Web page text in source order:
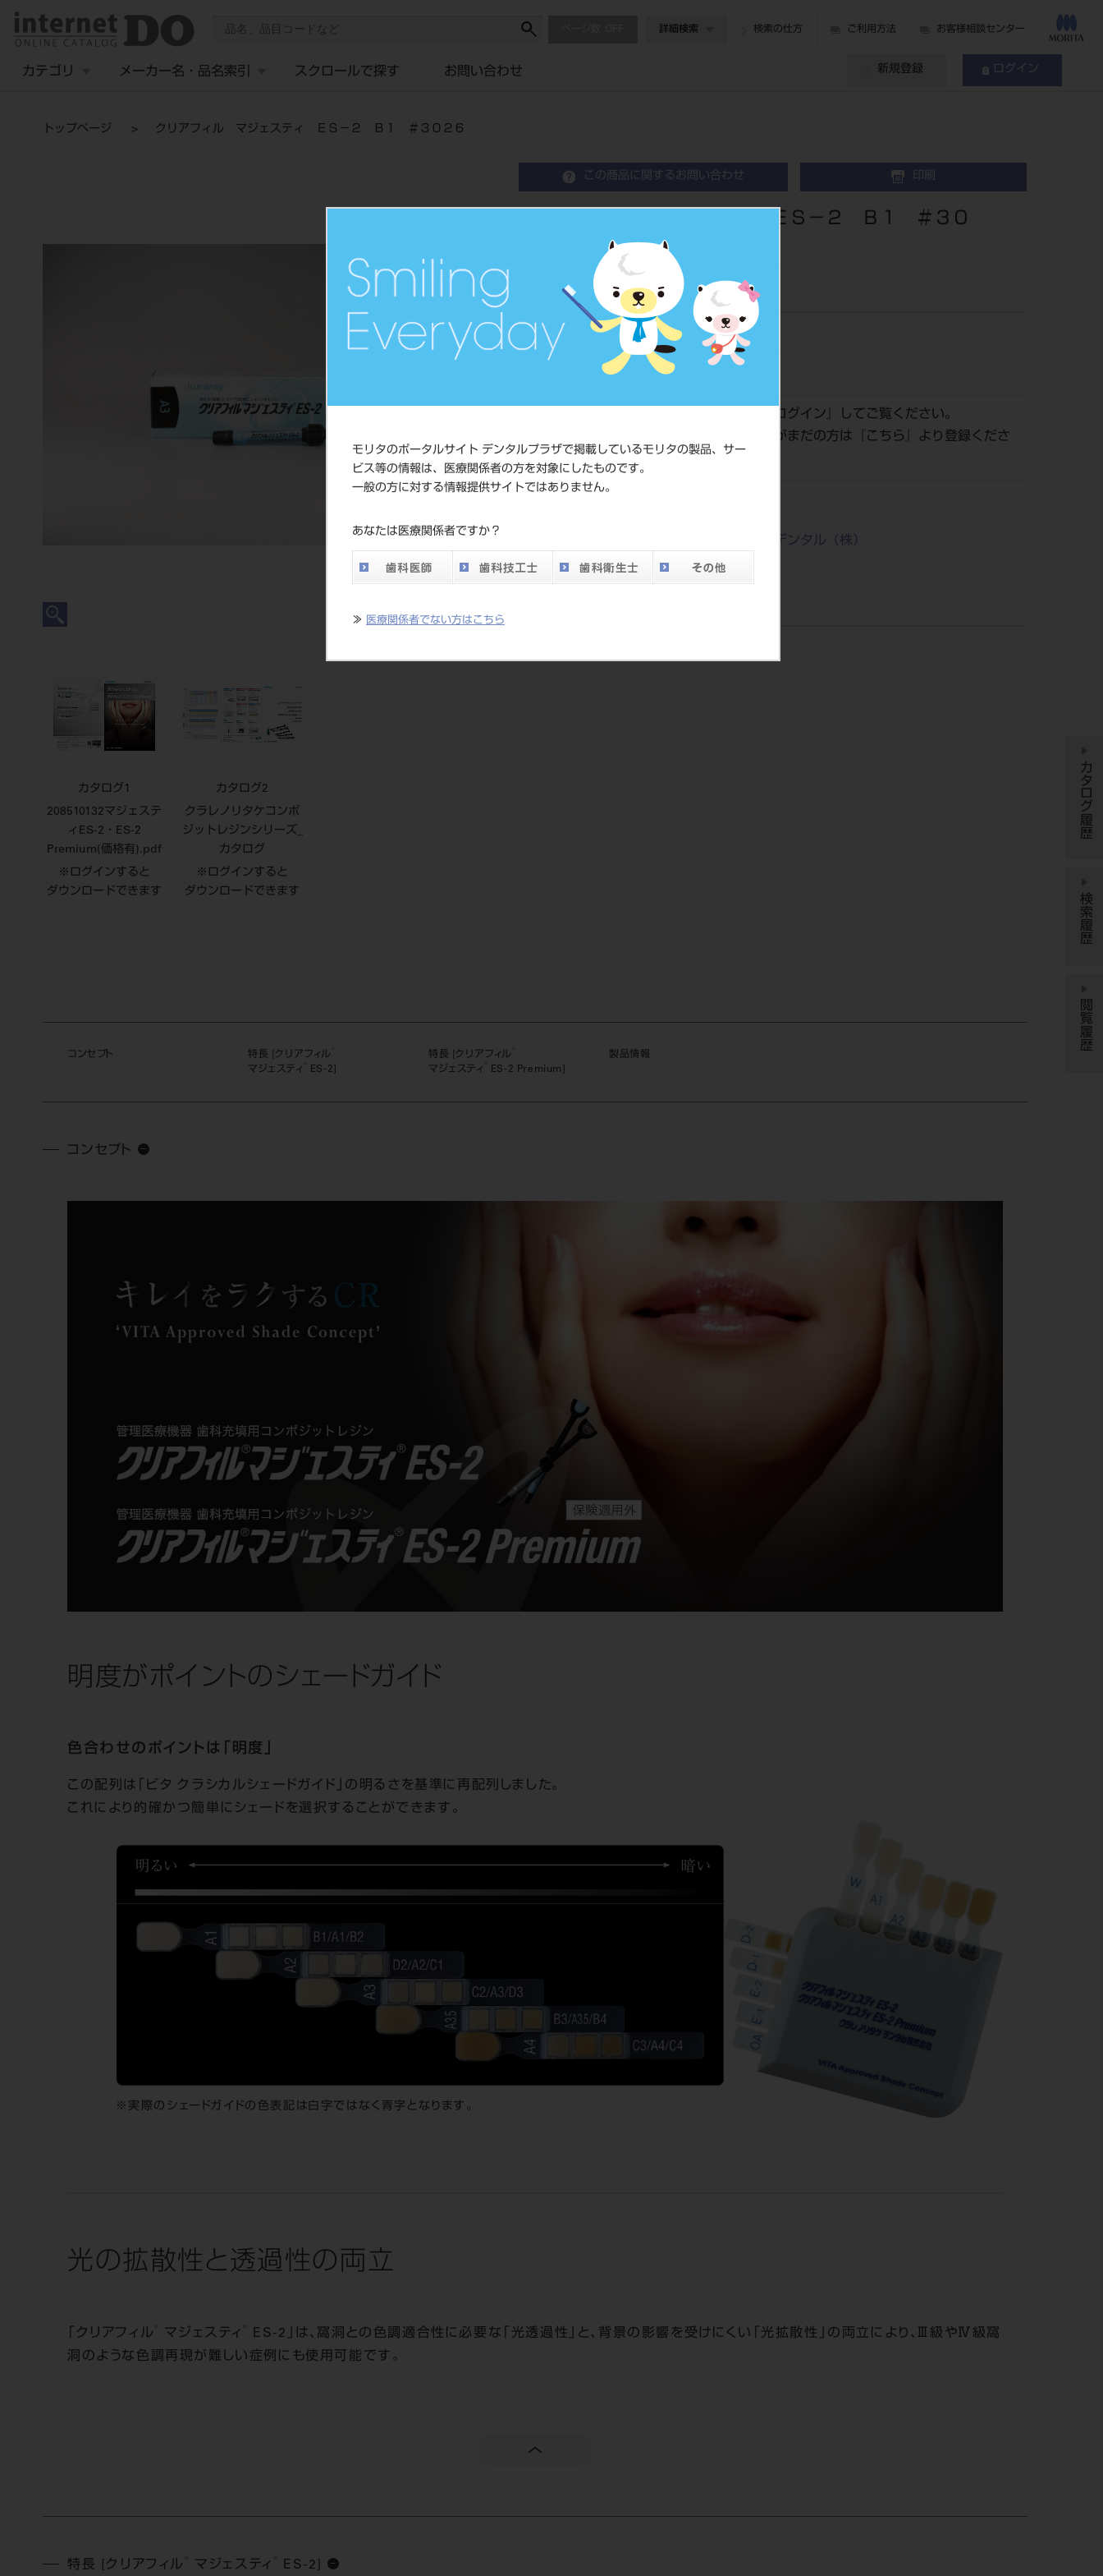
モリタのポータルサイト デンタルプラザで掲載しているモリタの製品、サー
ビス等の情報は、医療関係者の方を対象にしたものです。
一般の方に対する情報提供サイトではありません。
あなたは医療関係者ですか？
≫ 医療関係者でない方はこちら
詳細検索 検索の仕方 ご利用方法 お客様相談センター
カテゴリ メーカー名・品名索引 スクロールで探す お問い合わせ 新規登録 ログイン
トップページ クリアフィル マジェスティ ＥＳ－２ Ｂ１ ＃３０２６
この商品に関するお問い合わせ 印刷
クリアフィル マジェスティ ＥＳ－２ Ｂ１ ＃３０
品目コード 202430026
JAN/EANコード
ログイン 』してご覧ください。
ネット会員登録がまだの方は『
こちら
』より登録くださ
い。
クラレノリタケデンタル（株）
DO vol.26 掲載ペー
カタログ1
208510132マジェステ
ィES-2・ES-2
Premium(価格有).pdf
※ログインすると
ダウンロードできます
カタログ2
クラレノリタケコンポ
ジットレジンシリーズ_
カタログ
※ログインすると
ダウンロードできます
コンセプト 特長 [クリアフィル
マジェスティ ES-2]
特長 [クリアフィル
マジェスティ ES-2 Premium]
製品情報
コンセプト
明度がポイントの シェードガイド
色合わせのポイントは「明度」
この配列は「ビタ クラシカルシェードガイド」の明るさを基準に再配列しました。
これにより的確かつ簡単にシェードを選択することができます。
実際のシェードガイドの色表記は白字ではなく青字となります。
光の拡散性と透過性の 両立
「クリアフィル マジェスティ
ES-2」は、窩洞との色調適合性に必要な「光透過性」と、背景の影響を受けにくい「光拡散性」の両立により、Ⅲ級やⅣ級窩
洞のような色調再現が難しい症例にも使用可能です。
特長 [クリアフィル マジェスティ ES-2]
カタログ履歴
検索履歴
閲覧履歴